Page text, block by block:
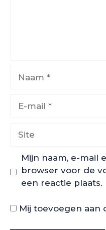
Mijn naam, e-mail
browser voor de
een reactie plaats.
Mij toevoegen aan